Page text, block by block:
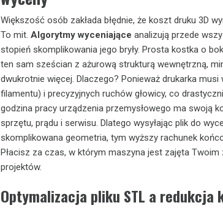
Większość osób zakłada błędnie, że koszt druku 3D
To mit. Algorytmy wyceniające analizują przede
stopień skomplikowania jego bryły. Prosta kostka o
ten sam sześcian z ażurową strukturą wewnętrzną,
dwukrotnie więcej. Dlaczego? Ponieważ drukarka
filamentu) i precyzyjnych ruchów głowicy, co
godzina pracy urządzenia przemysłowego ma swoją
sprzętu, prądu i serwisu. Dlatego wysyłając plik do
skomplikowana geometria, tym wyższy rachunek
Płacisz za czas, w którym maszyna jest zajęta
projektów.
Optymalizacja pliku STL a redukcja